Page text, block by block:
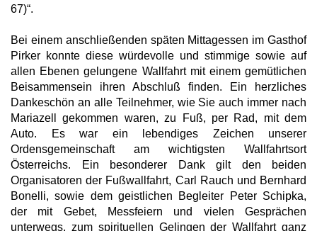
67)“.
Bei einem anschließenden späten Mittagessen im Gasthof
Pirker konnte diese würdevolle und stimmige sowie auf
allen Ebenen gelungene Wallfahrt mit einem gemütlichen
Beisammensein ihren Abschluß finden. Ein herzliches
Dankeschön an alle Teilnehmer, wie Sie auch immer nach
Mariazell gekommen waren, zu Fuß, per Rad, mit dem
Auto. Es war ein lebendiges Zeichen unserer
Ordensgemeinschaft am wichtigsten Wallfahrtsort
Österreichs. Ein besonderer Dank gilt den beiden
Organisatoren der Fußwallfahrt, Carl Rauch und Bernhard
Bonelli, sowie dem geistlichen Begleiter Peter Schipka,
der mit Gebet, Messfeiern und vielen Gesprächen
unterwegs, zum spirituellen Gelingen der Wallfahrt ganz